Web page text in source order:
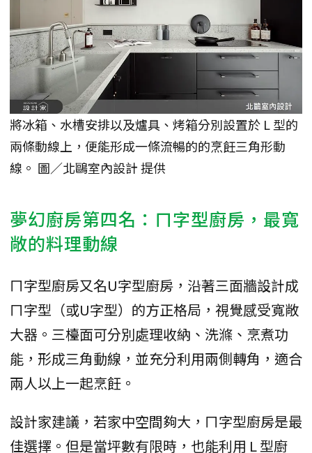
將冰箱、水槽安排以及爐具、烤箱分別設置於 L 型的
兩條動線上，便能形成一條流暢的的烹飪三角形動
線。 圖／北鷗室內設計 提供
夢幻廚房第四名：ㄇ字型廚房，最寬
敞的料理動線
ㄇ字型廚房又名U字型廚房，沿著三面牆設計成
ㄇ字型（或U字型）的方正格局，視覺感受寬敞
大器。三檯面可分別處理收納、洗滌、烹煮功
能，形成三角動線，並充分利用兩側轉角，適合
兩人以上一起烹飪。
設計家建議，若家中空間夠大，ㄇ字型廚房是最
佳選擇。但是當坪數有限時，也能利用 L 型廚